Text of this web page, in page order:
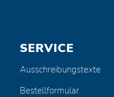
SERVICE
Ausschreibungstexte
Bestellformular